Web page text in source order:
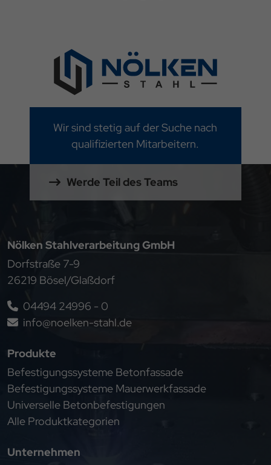
Wir sind stetig auf der Suche nach
qualifizierten Mitarbeitern.
Werde Teil des Teams
Nölken Stahlverarbeitung GmbH
Dorfstraße 7-9
26219 Bösel/Glaßdorf
04494 24996 - 0
info@noelken-stahl.de
Produkte
Befestigungssysteme Betonfassade
Befestigungssysteme Mauerwerkfassade
Universelle Betonbefestigungen
Alle Produktkategorien
Unternehmen